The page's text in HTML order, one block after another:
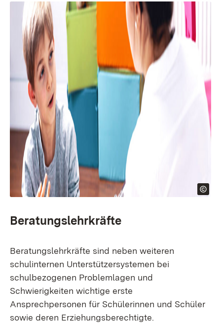
Beratungslehrkräfte
Beratungslehrkräfte sind neben weiteren
schulinternen Unterstützersystemen bei
schulbezogenen Problemlagen und
Schwierigkeiten wichtige erste
Ansprechpersonen für Schülerinnen und Schüler
sowie deren Erziehungsberechtigte.